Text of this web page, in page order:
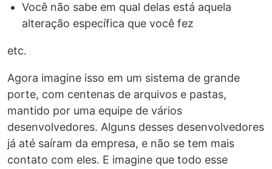
Você não sabe em qual delas está aquela
alteração específica que você fez
etc.
Agora imagine isso em um sistema de grande
porte, com centenas de arquivos e pastas,
mantido por uma equipe de vários
desenvolvedores. Alguns desses desenvolvedores
já até saíram da empresa, e não se tem mais
contato com eles. E imagine que todo esse